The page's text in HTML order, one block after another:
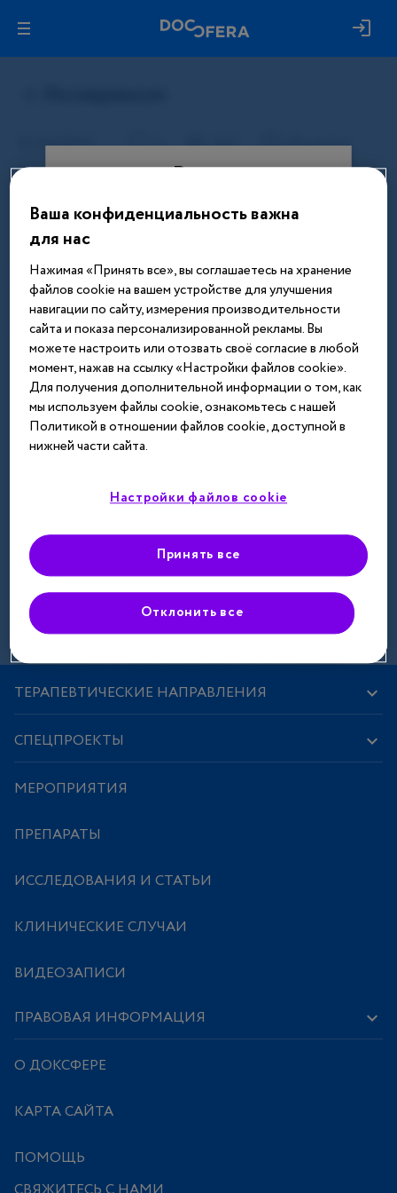
Вход
Этот материал доступен только
после авторизации. Войдите или
зарегистрируйтесь, чтобы получить
доступ ко всем материалам сайта
Введите телефон или email
Далее
Зарегистрироваться
ТЕРАПЕВТИЧЕСКИЕ НАПРАВЛЕНИЯ
СПЕЦПРОЕКТЫ
МЕРОПРИЯТИЯ
ПРЕПАРАТЫ
ИССЛЕДОВАНИЯ И СТАТЬИ
КЛИНИЧЕСКИЕ СЛУЧАИ
ВИДЕОЗАПИСИ
ПРАВОВАЯ ИНФОРМАЦИЯ
О ДОКСФЕРЕ
КАРТА САЙТА
ПОМОЩЬ
Ваша конфиденциальность важна
для нас
Нажимая «Принять все», вы соглашаетесь на хранение
файлов cookie на вашем устройстве для улучшения
навигации по сайту, измерения производительности
сайта и показа персонализированной рекламы. Вы
можете настроить или отозвать своё согласие в любой
момент, нажав на ссылку «Настройки файлов cookie».
Для получения дополнительной информации о том, как
мы используем файлы cookie, ознакомьтесь с нашей
Политикой в отношении файлов cookie, доступной в
нижней части сайта.
Настройки файлов cookie
Отклонить все
Принять все